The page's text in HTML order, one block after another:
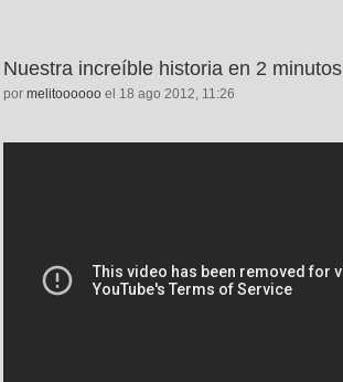
Nuestra increíble historia en 2 minutos
por melitoooooo el 18 ago 2012, 11:26